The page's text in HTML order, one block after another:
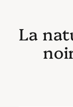
La